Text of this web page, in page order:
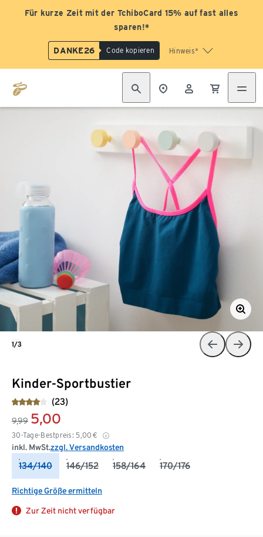
Für kurze Zeit mit der TchiboCard 15% auf fast alles
sparen!*
DANKE26 Code kopieren Hinweis*
Kinder-Sportbustier
(23)
9,99 5,00
30-Tage-Bestpreis: 5,00 €
inkl. MwSt.zzgl. Versandkosten
134/140 146/152 158/164 170/176
Richtige Größe ermitteln
Zur Zeit nicht verfügbar
1/3